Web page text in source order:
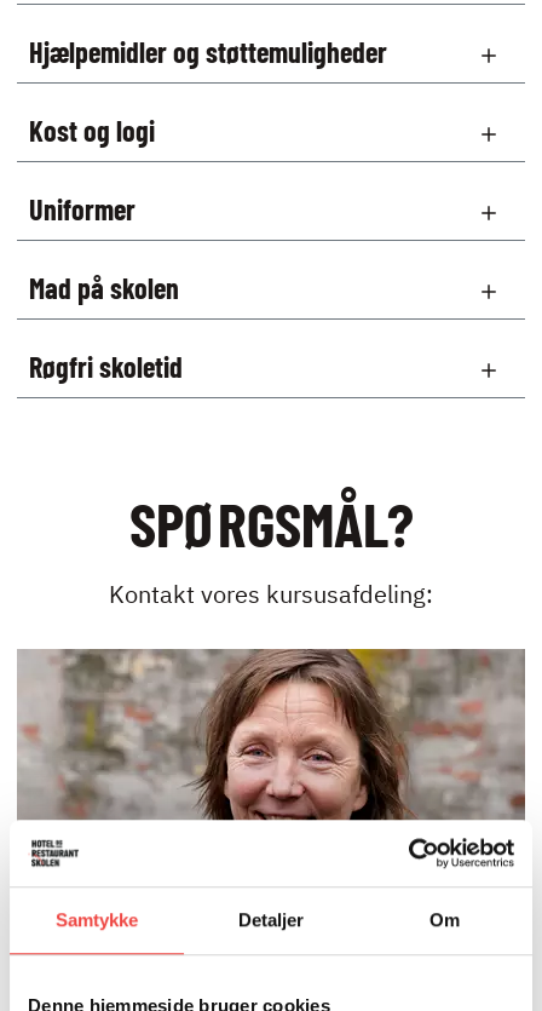
Samtykke Detaljer Om
Denne hjemmeside bruger cookies
Hjælpemidler og støttemuligheder
Kost og logi
Uniformer
Mad på skolen
Røgfri skoletid
SPØRGSMÅL?
Kontakt vores kursusafdeling:
KURSUSSEKRETÆR
ELSEBETH CHARLOTTE